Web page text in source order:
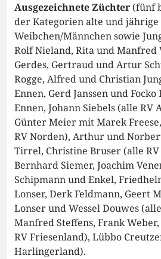
Ausgezeichnete Züchter (fünf
der Kategorien alte und jährige
Weibchen/Männchen sowie
Rolf Nieland, Rita und Manfred
Gerdes, Gertraud und Artur
Rogge, Alfred und Christian
Ennen, Gerd Janssen und
Ennen, Johann Siebels (alle
Günter Meier mit Marek
RV Norden), Arthur und
Tirrel, Christine Bruser (alle
Bernhard Siemer, Joachim
Schipmann und Enkel,
Lonser, Derk Feldmann, Geert
Lonser und Wessel Douwes
Manfred Steffens, Frank
RV Friesenland), Lübbo
Harlingerland).